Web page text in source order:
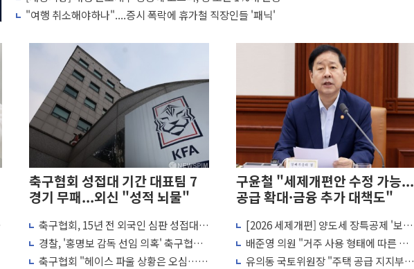
"여행 취소해야하나"....증시 폭락에 휴가철 직장인들 '패닉'
축구협회 성접대 기간 대표팀 7
경기 무패...외신 "성적 뇌물"
축구협회, 15년 전 외국인 심판 성접대
의혹...월드컵·올림픽 예선도 포함
경찰, '홍명보 감독 선임 의혹' 축구협회
압수수색
축구협회 "헤이스 파울 상황은 오심…역
구윤철 "세제개편안 수정 가능...
공급 확대·금융 추가 대책도"
[2026 세제개편] 양도세 장특공제 '보
유'서 '거주'로…10년 살아야 최대 80%
배준영 의원 "거주 사용 형태에 따른 중
과세는 과세 원칙 어긋나"
유의동 국토위원장 "주택 공급 지지부
화 조짐…한미 지배구조 다시 요동
익 4배 '껑충'…전부문 약진